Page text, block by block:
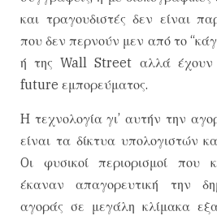
και τραγουδιστές δεν είναι
που δεν περνούν μεν από το
ή της Wall Street αλλά έχουν
future εμπορεύματος.
H τεχνολογία γι’ αυτήν την
είναι τα δίκτυα υπολογιστών
Oι φυσικοί περιορισμοί που
έκαναν απαγορευτική την
αγοράς σε μεγάλη κλίμακα